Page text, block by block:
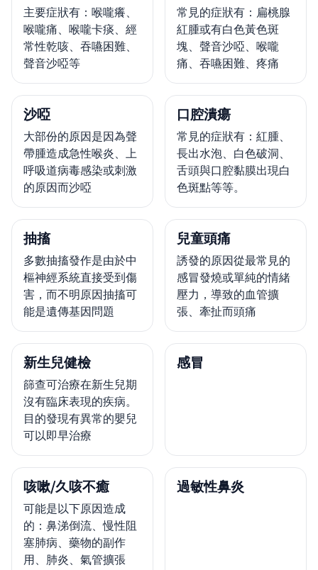
主要症狀有：喉嚨癢、
喉嚨痛、喉嚨卡痰、經
常性乾咳、吞嚥困難、
聲音沙啞等
常見的症狀有：扁桃腺
紅腫或有白色黃色斑
塊、聲音沙啞、喉嚨
痛、吞嚥困難、疼痛
沙啞
大部份的原因是因為聲
帶腫造成急性喉炎、上
呼吸道病毒感染或刺激
的原因而沙啞
口腔潰瘍
常見的症狀有：紅腫、
長出水泡、白色破洞、
舌頭與口腔黏膜出現白
色斑點等等。
抽搐
多數抽搐發作是由於中
樞神經系統直接受到傷
害，而不明原因抽搐可
能是遺傳基因問題
兒童頭痛
誘發的原因從最常見的
感冒發燒或單純的情緒
壓力，導致的血管擴
張、牽扯而頭痛
新生兒健檢
篩查可治療在新生兒期
沒有臨床表現的疾病。
目的發現有異常的嬰兒
可以即早治療
感冒
咳嗽/久咳不癒
可能是以下原因造成
的：鼻涕倒流、慢性阻
塞肺病、藥物的副作
用、肺炎、氣管擴張
過敏性鼻炎